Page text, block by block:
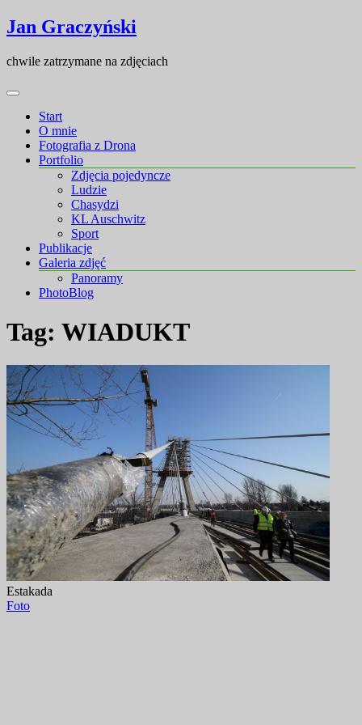
Skip
to
Skip
to
Jan Graczyński
chwile zatrzymane na zdjęciach
Start
O mnie
Fotografia z Drona
Portfolio
Zdjęcia pojedyncze
Ludzie
Chasydzi
KL Auschwitz
Sport
Publikacje
Galeria zdjęć
Panoramy
PhotoBlog
Tag: WIADUKT
Estakada
Foto